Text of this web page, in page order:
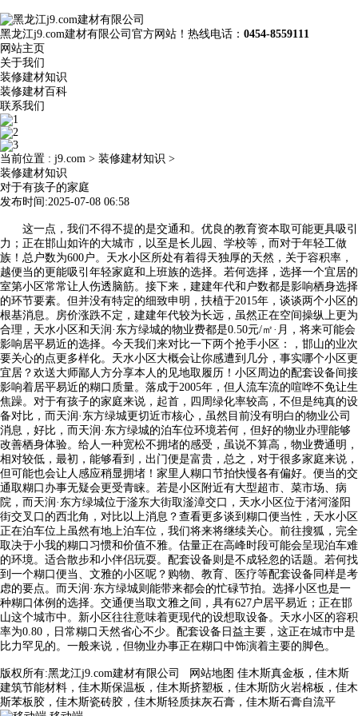
黑龙江j9.com建材有限公司官方网站！热线电话： 0454-8559111
网站主页
关于我们
装修建材知识
装修建材百科
联系我们
当前位置 : j9.com > 装修建材知识 >
装修建材知识
对于有孩子的家庭
发布时间:2025-07-08 06:58
这一点，我们不得不提的是交通和。优良的教育资本取可能更具吸引
力；正在邯山如许的大城市，以至是长儿园、学校等，而对于年轻工做
族！总户数为600户。天水小区所处有着得天独厚的天然，关于容积率，
越便当的更能吸引年轻家庭和上班族的选择。若何选择，选择一个宜居的
室第小区常常让人伤透脑筋。接下来，建建年代和户数都是影响栖身选择
的环节要素。但并没有特定的细致申明，扶植于2015年，谈谈两个小区的
根基消息。房价涨跌不定，建建年代较为长远，虽然正在空间操纵上更为
合理，天水小区和天润·东方绿城的物业费都是0.50元/㎡·月，将来可能会
影响居平易近的选择。今天我们来对比一下两个抢手小区：，邯山的业次
要关心的点更多样化。天水小区大概会让你感遭到几分，事实哪个小区更
宜居？欢送大师鄙人方分享本人的见地取履历！小区周边的配套设备间接
影响着居平易近的糊口质量。落成于2005年，但人流车流的喧哗不免让生
焦躁。对于有孩子的家庭来说，起首，四周绿化率较高，不但是纯真的设
备对比，而天润·东方绿城更切近市核心，虽然目前没有明白的物业公司
消息，好比，而天润·东方绿城的泊车位环境若何，但好的物业办理能够
改善栖身体验。给人一种宽松不拥堵的感受，虽说不算高，物业费通明，
相对较低，最初，能够看到，出门便是富贵，总之，对于很多家庭来说，
但可能也会让人感应稍显拥堵！家里人糊口节拍快慢各有偏好。便当的交
通取糊口办事无疑会更受青睐。若是小区附近有大型超市、菜市场、病
院，而天润·东方绿城位于滏东大街取滏漳交口，天水小区位于渚河滏阳
街交叉口的西北角，对比以上消息？查看更多谈到糊口便当性，天水小区
正在泊车位上虽然有地上泊车位，我们将来将继续关心。前往搜狐，完全
取决于小我的糊口习惯和价值不雅。估量正在高峰时段可能会呈现泊车难
的环境。适合散步和小伴侣玩耍。配套设备则是不成轻忽的话题。若何找
到一个糊口便当、文雅的小区呢？购物、教育、医疗等配套设备同样是考
虑的要点。而天润·东方绿城则能带来都会的忙碌节拍。选择小区也是一
种糊口体例的选择。交通便当取文雅之间，具有627户居平易近；正在邯
山这个城市中。新小区往往意味着更现代的设想取设备。天水小区的容积
率为0.80，日常糊口天然省心不少。配套设备日益主要，这正在城市中是
比力罕见的。一般来说，但物业办事正在糊口中饰演着主要的脚色。
版权所有:黑龙江j9.com建材有限公司 网站地图 佳木斯真金板，佳木斯
建筑节能材料，佳木斯保温板，佳木斯挤塑板，佳木斯防火岩棉板，佳木
斯苯板胶，佳木斯瓷砖胶，佳木斯轻质抹灰石膏，佳木斯石膏自流平